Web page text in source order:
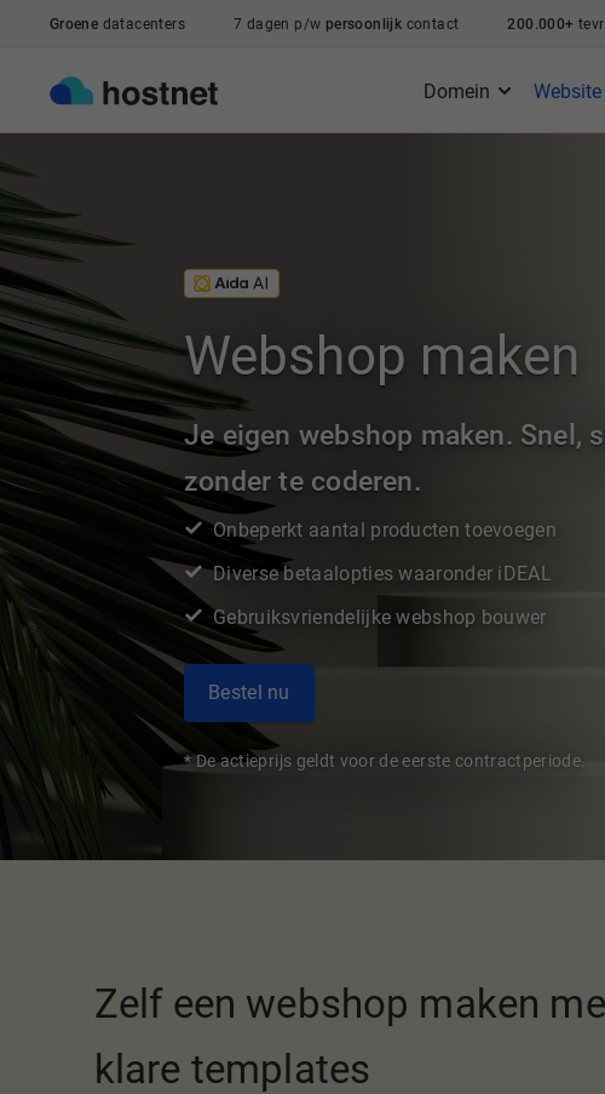
Ga naar de hoofdinhoud
Groene datacenters 7 dagen p/w persoonlijk contact 200.000+
Domein Website
Webshop maken
Je eigen webshop maken. Snel,
zonder te coderen.
Onbeperkt aantal producten toevoegen
Diverse betaalopties waaronder iDEAL
Gebruiksvriendelijke webshop bouwer
Bestel nu
* De actieprijs geldt voor de eerste contractperiode.
Zelf een webshop maken
klare templates